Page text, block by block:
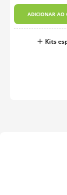
ADICIONAR AO
Kits